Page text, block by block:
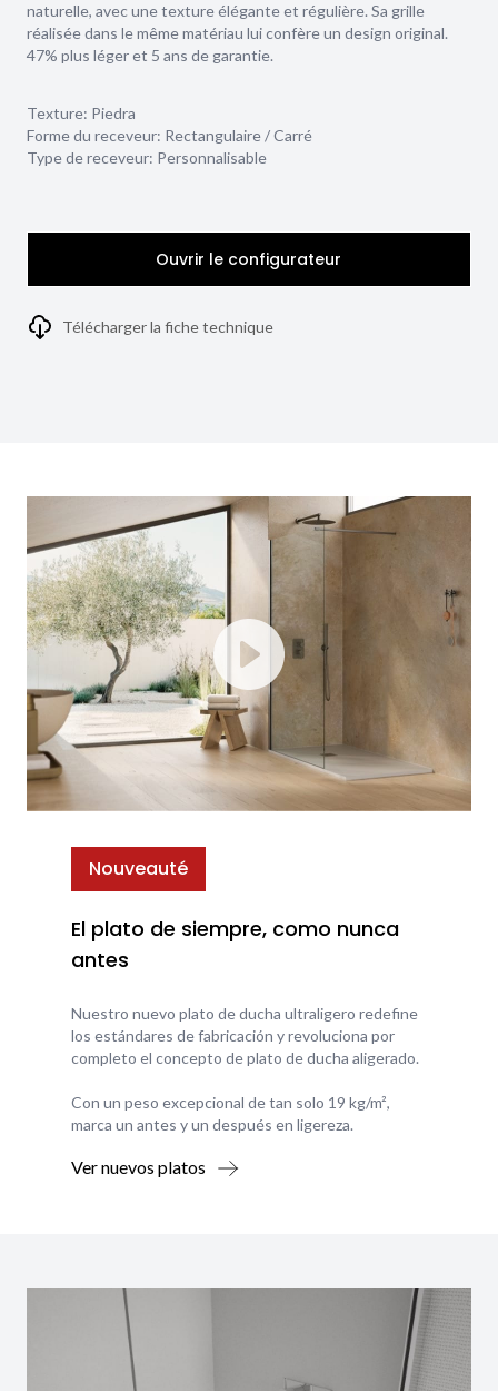
naturelle, avec une texture élégante et régulière. Sa grille
réalisée dans le même matériau lui confère un design original.
47% plus léger et 5 ans de garantie.
Texture: Piedra
Forme du receveur: Rectangulaire / Carré
Type de receveur: Personnalisable
Ouvrir le configurateur
Télécharger la fiche technique
Nouveauté
El plato de siempre, como nunca
antes
Nuestro nuevo plato de ducha ultraligero redefine
los estándares de fabricación y revoluciona por
completo el concepto de plato de ducha aligerado.
Con un peso excepcional de tan solo 19 kg/m²,
marca un antes y un después en ligereza.
Ver nuevos platos